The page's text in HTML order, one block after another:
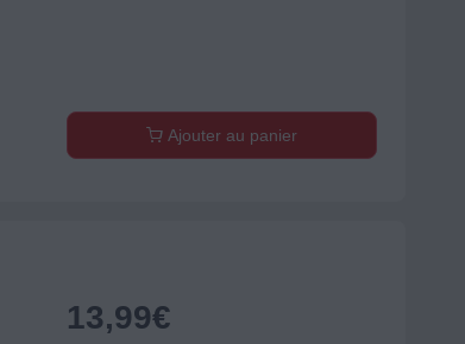
Ajouter au panier
13,99€